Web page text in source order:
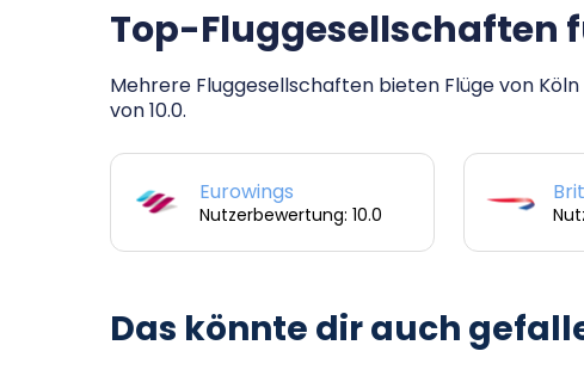
Top-Fluggesellschaften
Mehrere Fluggesellschaften bieten Flüge von
von 10.0.
Eurowings
Nutzerbewertung: 10.0
Das könnte dir auch